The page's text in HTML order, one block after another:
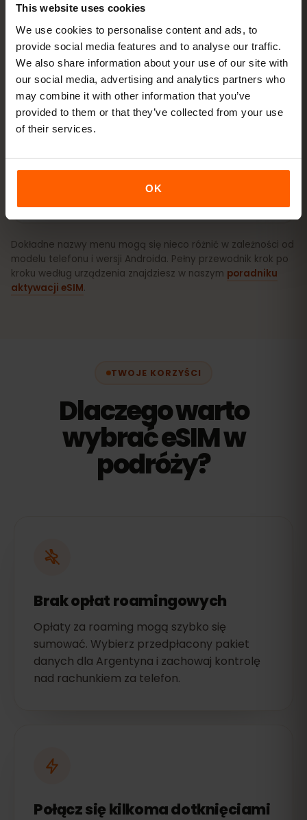
This website uses cookies
We use cookies to personalise content and ads, to
provide social media features and to analyse our traffic.
We also share information about your use of our site with
our social media, advertising and analytics partners who
may combine it with other information that you’ve
provided to them or that they’ve collected from your use
of their services.
OK
internet → Karty SIM. Ważność pakietu liczy się od
pierwszego użycia, nie od zakupu.
Czy Twoje urządzenie obsługuje eSIM? Sprawdź
zgodność
Jak aktywować eSIM na iPhone (iOS)
Jak aktywować eSIM na Androidzie
Dokładne nazwy menu mogą się nieco różnić w zależności od
modelu telefonu i wersji Androida. Pełny przewodnik krok po
kroku według urządzenia znajdziesz w naszym poradniku
aktywacji eSIM.
TWOJE KORZYŚCI
Dlaczego warto
wybrać eSIM w
podróży?
Brak opłat roamingowych
Opłaty za roaming mogą szybko się
sumować. Wybierz przedpłacony pakiet
danych dla Argentyna i zachowaj kontrolę
nad rachunkiem za telefon.
Połącz się kilkoma dotknięciami